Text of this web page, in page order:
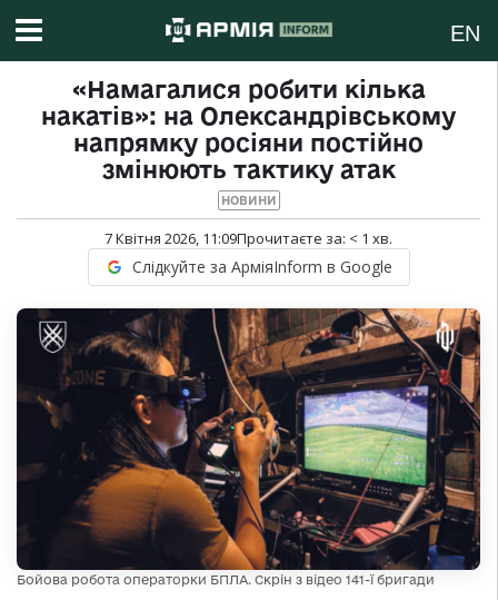
EN
«Намагалися робити кілька
накатів»: на Олександрівському
напрямку росіяни постійно
змінюють тактику атак
НОВИНИ
7 Квітня 2026, 11:09Прочитаєте за: < 1 хв.
Слідкуйте за АрміяInform в Google
Бойова робота операторки БПЛА. Скрін з відео 141-ї бригади